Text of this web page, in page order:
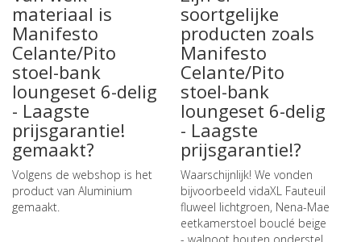
materiaal is
Manifesto
Celante/Pito
stoel-bank
loungeset 6-delig
- Laagste
prijsgarantie!
gemaakt?
Volgens de webshop is het
product van Aluminium
gemaakt.
soortgelijke
producten zoals
Manifesto
Celante/Pito
stoel-bank
loungeset 6-delig
- Laagste
prijsgarantie!?
Waarschijnlijk! We vonden
bijvoorbeeld vidaXL Fauteuil
fluweel lichtgroen, Nena-Mae
eetkamerstoel bouclé beige